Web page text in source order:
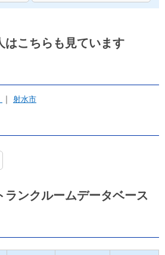
はこちらも見ています
射水市
ランクルームデータベース